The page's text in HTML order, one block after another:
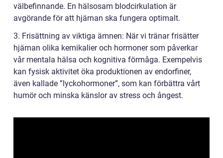
välbefinnande. En hälsosam blodcirkulation är
avgörande för att hjärnan ska fungera optimalt.
3. Frisättning av viktiga ämnen: När vi tränar frisätter
hjärnan olika kemikalier och hormoner som påverkar
vår mentala hälsa och kognitiva förmåga. Exempelvis
kan fysisk aktivitet öka produktionen av endorfiner,
även kallade ”lyckohormoner”, som kan förbättra vårt
humör och minska känslor av stress och ångest.